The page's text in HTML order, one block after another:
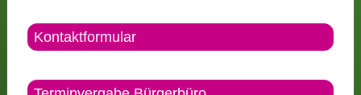
Kontaktformular